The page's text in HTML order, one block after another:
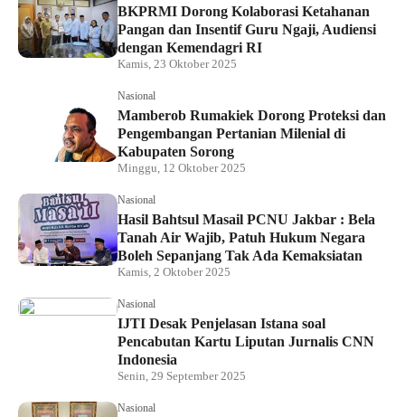
BKPRMI Dorong Kolaborasi Ketahanan
Pangan dan Insentif Guru Ngaji, Audiensi
dengan Kemendagri RI
Kamis, 23 Oktober 2025
Nasional
Mamberob Rumakiek Dorong Proteksi dan
Pengembangan Pertanian Milenial di
Kabupaten Sorong
Minggu, 12 Oktober 2025
Nasional
Hasil Bahtsul Masail PCNU Jakbar : Bela
Tanah Air Wajib, Patuh Hukum Negara
Boleh Sepanjang Tak Ada Kemaksiatan
Kamis, 2 Oktober 2025
Nasional
IJTI Desak Penjelasan Istana soal
Pencabutan Kartu Liputan Jurnalis CNN
Indonesia
Senin, 29 September 2025
Nasional